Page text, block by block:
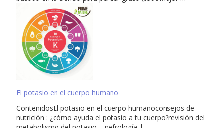
El potasio en el cuerpo humano
ContenidosEl potasio en el cuerpo humanoconsejos de
nutrición : ¿cómo ayuda el potasio a tu cuerpo?revisión del